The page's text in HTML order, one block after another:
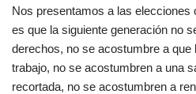
Nos presentamos a las elecciones
es que la siguiente generación no
derechos, no se acostumbre a que
trabajo, no se acostumbren a una
recortada, no se acostumbren a